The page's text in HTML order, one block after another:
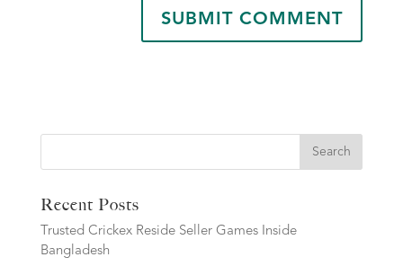
Search
Recent Posts
Trusted Crickex Reside Seller Games Inside
Bangladesh